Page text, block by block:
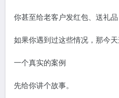
你甚至给老客户发红包、送礼
如果你遇到过这些情况，那今天
一个真实的案例
先给你讲个故事。